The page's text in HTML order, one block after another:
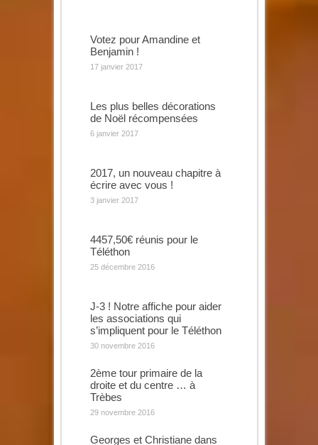
Votez pour Amandine et
Benjamin !
17 janvier 2017
Les plus belles décorations
de Noël récompensées
6 janvier 2017
2017, un nouveau chapitre à
écrire avec vous !
3 janvier 2017
4457,50€ réunis pour le
Téléthon
25 décembre 2016
J-3 ! Notre affiche pour aider
les associations qui
s’impliquent pour le Téléthon
30 novembre 2016
2ème tour primaire de la
droite et du centre … à
Trèbes
29 novembre 2016
Georges et Christiane dans